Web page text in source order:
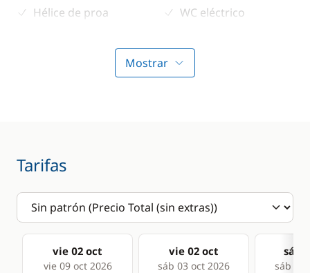
Hélice de proa
WC eléctrico
Mostrar
Tarifas
vie 02 oct
vie 09 oct 2026
vie 02 oct
sáb 03 oct 2026
sáb
sáb 10